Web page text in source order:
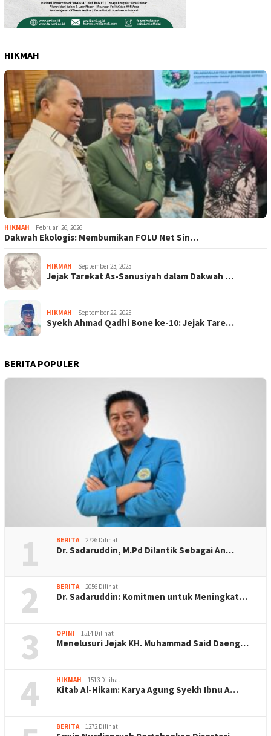
HIKMAH
HIKMAH Februari 26, 2026
Dakwah Ekologis: Membumikan FOLU Net Sin…
HIKMAH September 23, 2025
Jejak Tarekat As-Sanusiyah dalam Dakwah …
HIKMAH September 22, 2025
Syekh Ahmad Qadhi Bone ke-10: Jejak Tare…
BERITA POPULER
1 BERITA 2726 Dilihat
Dr. Sadaruddin, M.Pd Dilantik Sebagai An…
2 BERITA 2056 Dilihat
Dr. Sadaruddin: Komitmen untuk Meningkat…
3 OPINI 1514 Dilihat
Menelusuri Jejak KH. Muhammad Said Daeng…
4 HIKMAH 1513 Dilihat
Kitab Al-Hikam: Karya Agung Syekh Ibnu A…
BERITA 1272 Dilihat